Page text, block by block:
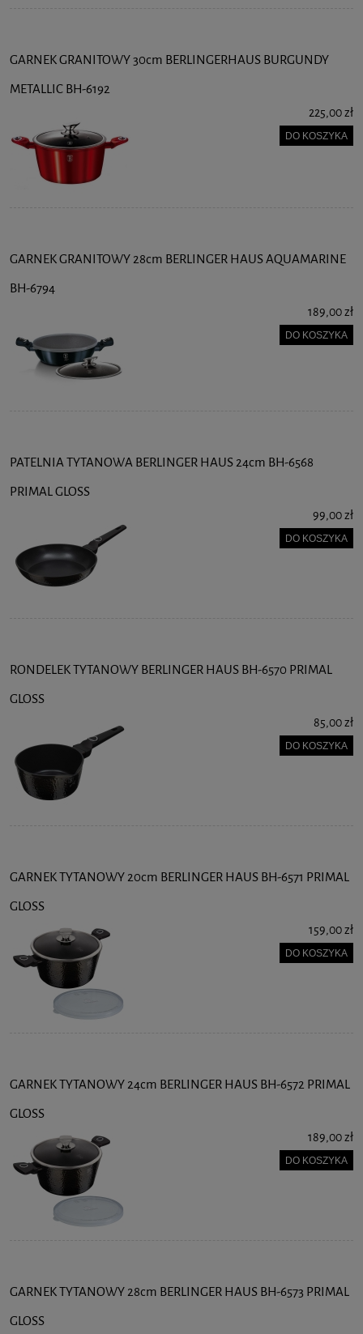
GARNEK GRANITOWY 30cm BERLINGERHAUS BURGUNDY
METALLIC BH-6192
225,00 zł
DO KOSZYKA
GARNEK GRANITOWY 28cm BERLINGER HAUS AQUAMARINE
BH-6794
189,00 zł
DO KOSZYKA
PATELNIA TYTANOWA BERLINGER HAUS 24cm BH-6568
PRIMAL GLOSS
99,00 zł
DO KOSZYKA
RONDELEK TYTANOWY BERLINGER HAUS BH-6570 PRIMAL
GLOSS
85,00 zł
DO KOSZYKA
GARNEK TYTANOWY 20cm BERLINGER HAUS BH-6571 PRIMAL
GLOSS
159,00 zł
DO KOSZYKA
GARNEK TYTANOWY 24cm BERLINGER HAUS BH-6572 PRIMAL
GLOSS
189,00 zł
DO KOSZYKA
GARNEK TYTANOWY 28cm BERLINGER HAUS BH-6573 PRIMAL
GLOSS